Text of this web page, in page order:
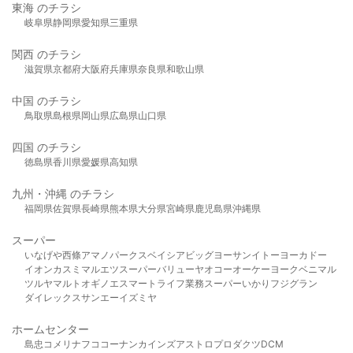
東海 のチラシ
岐阜県静岡県愛知県三重県
関西 のチラシ
滋賀県京都府大阪府兵庫県奈良県和歌山県
中国 のチラシ
鳥取県島根県岡山県広島県山口県
四国 のチラシ
徳島県香川県愛媛県高知県
九州・沖縄 のチラシ
福岡県佐賀県長崎県熊本県大分県宮崎県鹿児島県沖縄県
スーパー
いなげや西條アマノパークスベイシア ビッグヨーサンイトーヨーカドー
イオンカスミ マルエツスーパーバリューヤオコーオーケー ヨークベニマル
ツルヤマルト オギノ エスマート ライフ業務スーパーいかり フジグラン
ダイレックスサンエーイズミヤ
ホームセンター
島忠 コメリ ナフコ コーナンカインズアストロプロダクツDCM